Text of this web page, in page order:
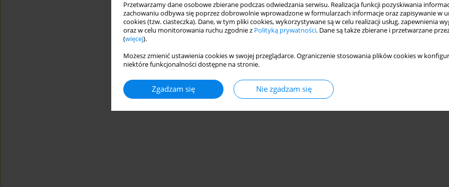
Przetwarzamy dane osobowe zbierane podczas odwiedzania serwisu. Realizacja funkcji pozyskiwania
zachowaniu odbywa się poprzez dobrowolnie wprowadzone w formularzach informacje oraz zapisywanie w
cookies (tzw. ciasteczka). Dane, w tym pliki cookies, wykorzystywane są w celu realizacji usług, zapewnienia
oraz w celu monitorowania ruchu zgodnie z Polityką prywatności. Dane są także zbierane i przetwarzane
(więcej).
Możesz zmienić ustawienia cookies w swojej przeglądarce. Ograniczenie stosowania plików cookies w
niektóre funkcjonalności dostępne na stronie.
Zgadzam się Nie zgadzam się